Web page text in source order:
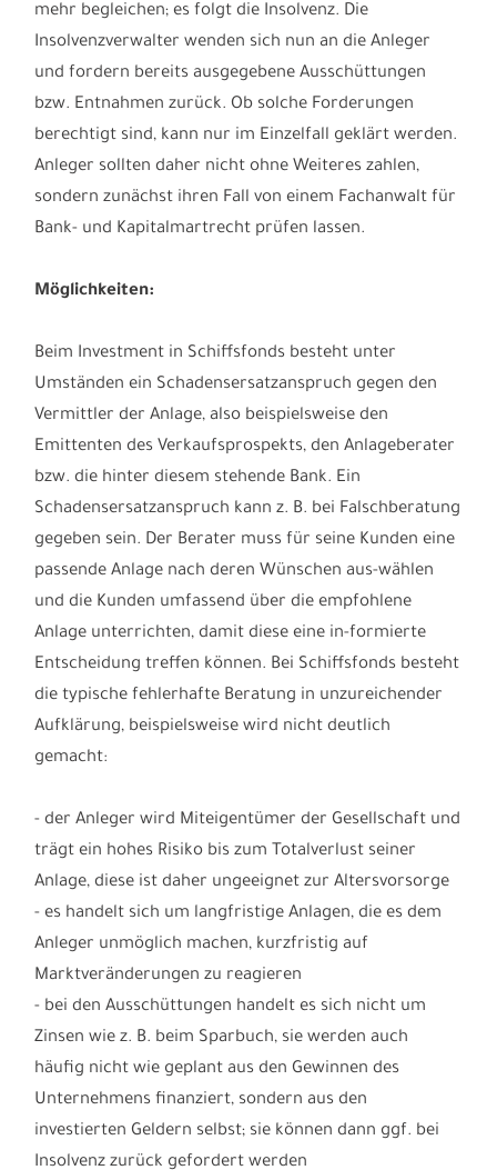
mehr begleichen; es folgt die Insolvenz. Die
Insolvenzverwalter wenden sich nun an die Anleger
und fordern bereits ausgegebene Ausschüttungen
bzw. Entnahmen zurück. Ob solche Forderungen
berechtigt sind, kann nur im Einzelfall geklärt werden.
Anleger sollten daher nicht ohne Weiteres zahlen,
sondern zunächst ihren Fall von einem Fachanwalt für
Bank- und Kapitalmartrecht prüfen lassen.
Möglichkeiten:
Beim Investment in Schiffsfonds besteht unter
Umständen ein Schadensersatzanspruch gegen den
Vermittler der Anlage, also beispielsweise den
Emittenten des Verkaufsprospekts, den Anlageberater
bzw. die hinter diesem stehende Bank. Ein
Schadensersatzanspruch kann z. B. bei Falschberatung
gegeben sein. Der Berater muss für seine Kunden eine
passende Anlage nach deren Wünschen aus-wählen
und die Kunden umfassend über die empfohlene
Anlage unterrichten, damit diese eine in-formierte
Entscheidung treffen können. Bei Schiffsfonds besteht
die typische fehlerhafte Beratung in unzureichender
Aufklärung, beispielsweise wird nicht deutlich
gemacht:
- der Anleger wird Miteigentümer der Gesellschaft und
trägt ein hohes Risiko bis zum Totalverlust seiner
Anlage, diese ist daher ungeeignet zur Altersvorsorge
- es handelt sich um langfristige Anlagen, die es dem
Anleger unmöglich machen, kurzfristig auf
Marktveränderungen zu reagieren
- bei den Ausschüttungen handelt es sich nicht um
Zinsen wie z. B. beim Sparbuch, sie werden auch
häufig nicht wie geplant aus den Gewinnen des
Unternehmens finanziert, sondern aus den
investierten Geldern selbst; sie können dann ggf. bei
Insolvenz zurück gefordert werden